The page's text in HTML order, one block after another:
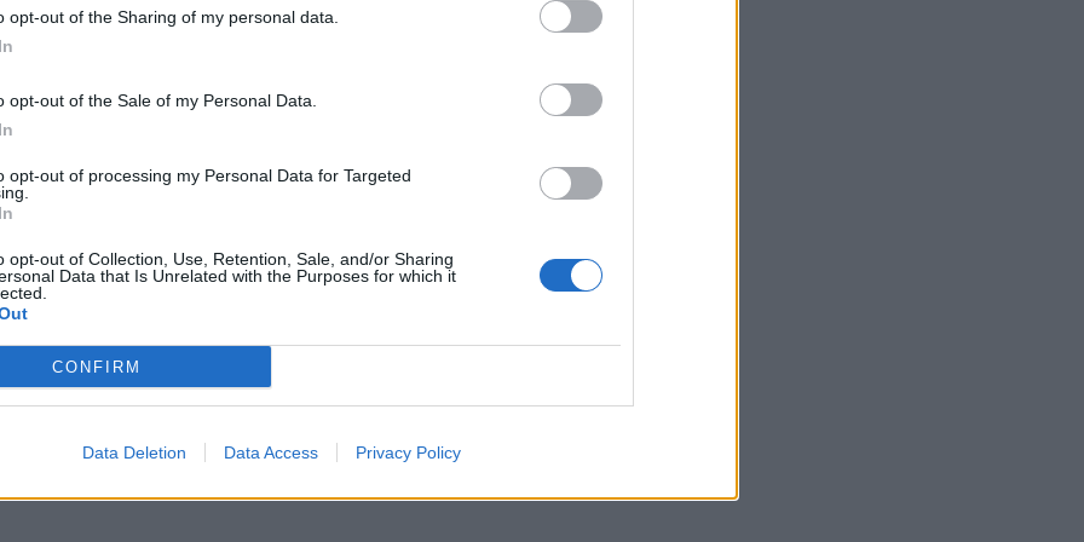
opt-out of the Sharing of my personal data.
opt-out of the Sale of my Personal Data.
opt-out of processing my Personal Data for Targeted
opt-out of Collection, Use, Retention, Sale, and/or Sharing
Data that Is Unrelated with the Purposes for which it
CONFIRM
Data Deletion Data Access Privacy Policy
μέρες αργότερα. Η 28χρονη, είχε βγει για
στο τέλος της βραδιάς στο σπίτι
ερωτικά χωρίς τη θέλησή της.
των χρονικών ορίων του αυτοφώρου. Ο